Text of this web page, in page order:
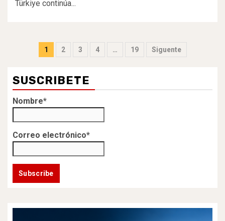
Türkiye continúa...
Paginación
entradas
1 2 3 4 … 19 Siguente
SUSCRIBETE
Nombre*
Correo electrónico*